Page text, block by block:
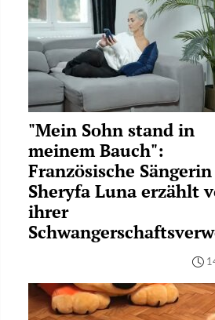
"Mein Sohn stand in
meinem Bauch":
Französische Sängerin
Sheryfa Luna erzählt
ihrer